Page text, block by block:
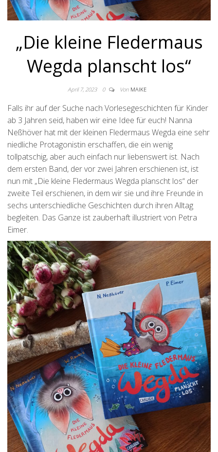
„Die kleine Fledermaus
Wegda planscht los“
April 7, 2023 0 Von MAIKE
Falls ihr auf der Suche nach Vorlesegeschichten für Kinder
ab 3 Jahren seid, haben wir eine Idee für euch! Nanna
Neßhöver hat mit der kleinen Fledermaus Wegda eine sehr
niedliche Protagonistin erschaffen, die ein wenig
tollpatschig, aber auch einfach nur liebenswert ist. Nach
dem ersten Band, der vor zwei Jahren erschienen ist, ist
nun mit „Die kleine Fledermaus Wegda planscht los“ der
zweite Teil erschienen, in dem wir sie und ihre Freunde in
sechs unterschiedliche Geschichten durch ihren Alltag
begleiten. Das Ganze ist zauberhaft illustriert von Petra
Eimer.